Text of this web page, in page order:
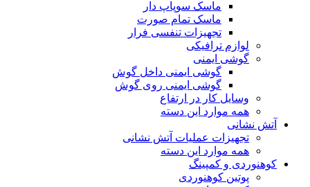
ماسک سوپاپ دار
ماسک تمام صورت
تجهیزات تنفسی فرار
لوازم ترافیکی
گوشی ایمنی
گوشی ایمنی داخل گوش
گوشی ایمنی روی گوش
وسایل کار در ارتفاع
همه موارد این دسته
آتش نشانی
تجهیزات عملیات آتش نشانی
همه موارد این دسته
کوهنوردی و کمپینگ
پوتین کوهنوردی